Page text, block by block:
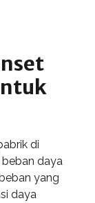
di
daya
yang
daya